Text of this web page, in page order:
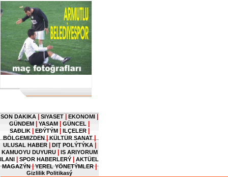
SON DAKIKA SIYASET EKONOMI
GÜNDEM YASAM GÜNCEL
SAĐLIK EĐÝTÝM ILÇELER
BÖLGEMIZDEN | KÜLTÜR SANAT |
ULUSAL HABER DIŢ POLÝTÝKA
KAMUOYU DUYURU
IS ARIYORUM
ILANI
SPOR HABERLERÝ
AKTÜEL
MAGAZÝN | YEREL YÖNETÝMLER |
Gizlilik Politikasý